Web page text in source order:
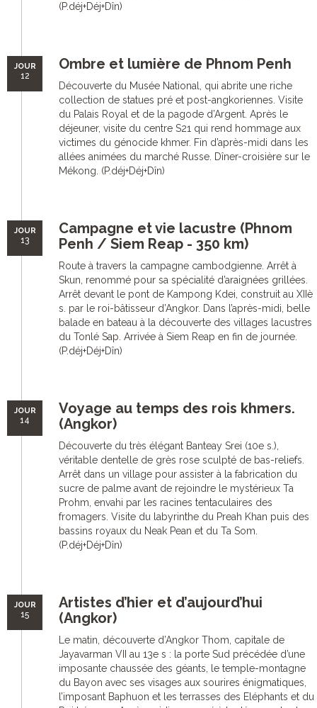
(P.déj+Déj+Dîn)
JOUR
12
Ombre et lumière de Phnom Penh
Découverte du Musée National, qui abrite une riche
collection de statues pré et post-angkoriennes. Visite
du Palais Royal et de la pagode d’Argent. Après le
déjeuner, visite du centre S21 qui rend hommage aux
victimes du génocide khmer. Fin d’après-midi dans les
allées animées du marché Russe. Dîner-croisière sur le
Mékong. (P.déj+Déj+Dîn)
JOUR
13
Campagne et vie lacustre (Phnom
Penh / Siem Reap - 350 km)
Route à travers la campagne cambodgienne. Arrêt à
Skun, renommé pour sa spécialité d’araignées grillées.
Arrêt devant le pont de Kampong Kdei, construit au XIIè
s. par le roi-bâtisseur d’Angkor. Dans l’après-midi, belle
balade en bateau à la découverte des villages lacustres
du Tonlé Sap. Arrivée à Siem Reap en fin de journée.
(P.déj+Déj+Dîn)
JOUR
14
Voyage au temps des rois khmers.
(Angkor)
Découverte du très élégant Banteay Srei (10e s.),
véritable dentelle de grès rose sculpté de bas-reliefs.
Arrêt dans un village pour assister à la fabrication du
sucre de palme avant de rejoindre le mystérieux Ta
Prohm, envahi par les racines tentaculaires des
fromagers. Visite du labyrinthe du Preah Khan puis des
bassins royaux du Neak Pean et du Ta Som.
(P.déj+Déj+Dîn)
JOUR
15
Artistes d’hier et d’aujourd’hui
(Angkor)
Le matin, découverte d’Angkor Thom, capitale de
Jayavarman VII au 13e s : la porte Sud précédée d’une
imposante chaussée des géants, le temple-montagne
du Bayon avec ses visages aux sourires énigmatiques,
l’imposant Baphuon et les terrasses des Eléphants et du